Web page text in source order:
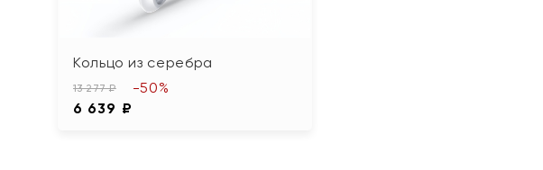
Кольцо из серебра
13 277 ₽
6 639 ₽
-50%